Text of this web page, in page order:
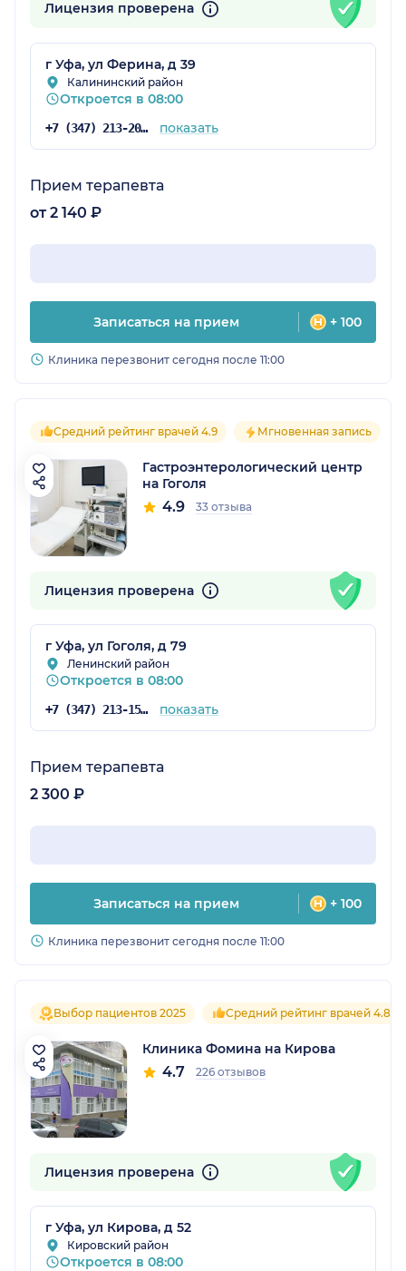
Лицензия проверена
г Уфа, ул Ферина, д 39
Калининский район
Откроется в 08:00
+7 (347) 213-20-62 показать
Прием терапевта
от 2 140 ₽
Записаться на прием + 100
Клиника перезвонит сегодня после 11:00
Средний рейтинг врачей 4.9 Мгновенная запись
Гастроэнтерологический центр
на Гоголя
4.9 33 отзыва
Лицензия проверена
г Уфа, ул Гоголя, д 79
Ленинский район
Откроется в 08:00
+7 (347) 213-15-78 показать
Прием терапевта
2 300 ₽
Записаться на прием + 100
Клиника перезвонит сегодня после 11:00
Выбор пациентов 2025 Средний рейтинг врачей 4.8
Клиника Фомина на Кирова
4.7 226 отзывов
Лицензия проверена
г Уфа, ул Кирова, д 52
Кировский район
Откроется в 08:00